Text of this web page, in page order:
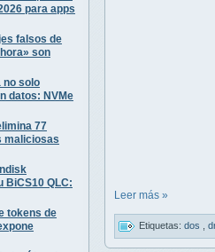
para apps
falsos de
son
no solo
datos: NVMe
77
maliciosas
BiCS10 QLC:
tokens de
Leer más »
Etiquetas: dos